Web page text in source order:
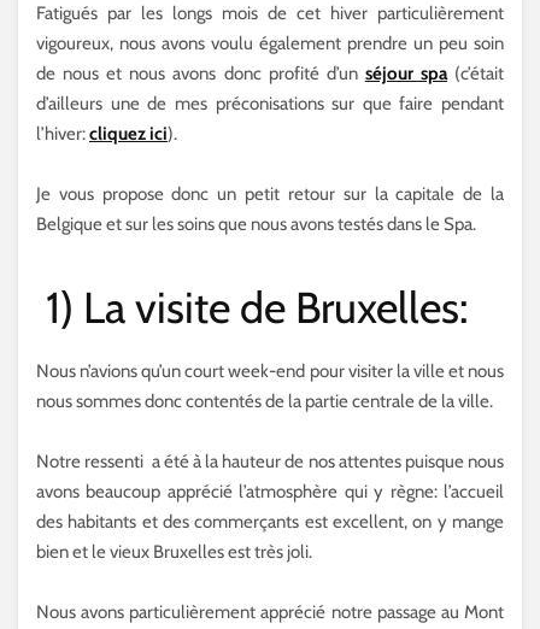
Fatigués par les longs mois de cet hiver particulièrement
vigoureux, nous avons voulu également prendre un peu soin
de nous et nous avons donc profité d’un séjour spa(c’était
d’ailleurs une de mes préconisations sur que faire pendant
l’hiver:cliquez ici).
Je vous propose donc un petit retour sur la capitale de la
Belgique et sur les soins que nous avons testés dans le Spa.
1) La visite de Bruxelles:
Nous n’avions qu’un court week-end pour visiter la ville et nous
nous sommes donc contentés de la partie centrale de la ville.
Notre ressenti a été à la hauteur de nos attentes puisque nous
avons beaucoup apprécié l’atmosphère qui y règne: l’accueil
des habitants et des commerçants est excellent, on y mange
bien et le vieux Bruxelles est très joli.
Nous avons particulièrement apprécié notre passage au Mont